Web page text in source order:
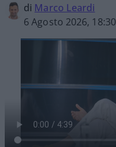
di Marco Leardi
6 Agosto 2026, 18:30